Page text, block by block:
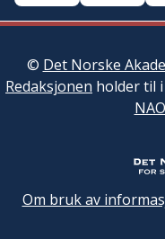
© Det Norske
Redaksjonen holder til
Om bruk av